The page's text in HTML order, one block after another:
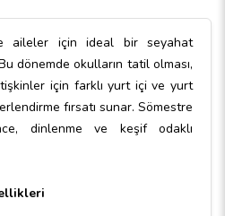
aileler için ideal bir seyahat
dönemde okulların tatil olması,
için farklı yurt içi ve yurt
fırsatı sunar. Sömestre
dinlenme ve keşif odaklı